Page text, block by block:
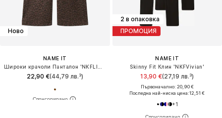
Ново
NAME IT
22,90 €(44,79 лв.³)
2 в опаковка
ПРОМОЦИЯ
NAME IT
Skinny Fit Клин 'NKFVivian'
13,90 €(27,19 лв.³)
Първоначално: 20,90 €
Последна най-ниска цена:12,51 €
+1